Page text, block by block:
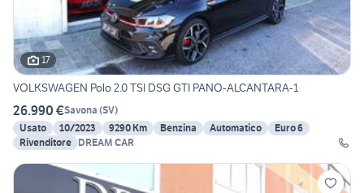
17
VOLKSWAGEN Polo 2.0 TSI DSG GTI PANO-ALCANTARA-1
26.990 €Savona (SV)
Usato
10/2023 9290 Km Benzina Automatico
Euro 6
Rivenditore DREAM CAR